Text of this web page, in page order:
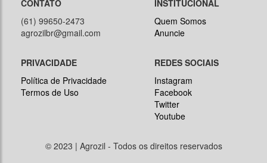
CONTATO
(61) 99650-2473
agrozilbr@gmail.com
INSTITUCIONAL
Quem Somos
Anuncie
PRIVACIDADE
Política de Privacidade
Termos de Uso
REDES SOCIAIS
Instagram
Facebook
Twitter
Youtube
© 2023 | Agrozil - Todos os direitos reservados